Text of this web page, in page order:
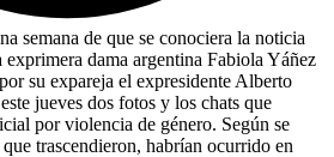
semana de que se conociera la noticia
dama argentina Fabiola Yáñez
su expareja el expresidente Alberto
jueves dos fotos y los chats que
por violencia de género. Según se
trascendieron, habrían ocurrido en